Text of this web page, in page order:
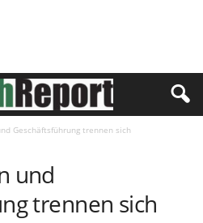
Geschäftsführung trennen sich
und
trennen sich